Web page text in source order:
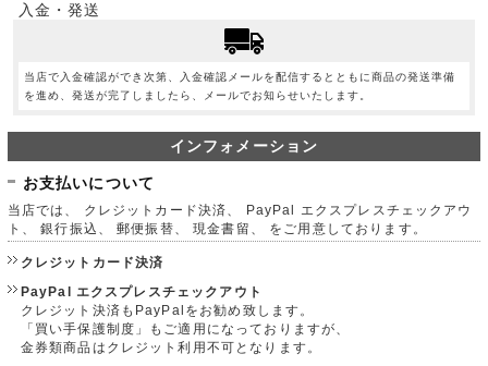
入金・発送
当店で入金確認ができ次第、入金確認メールを配信するとともに商品の発送準備
を進め、発送が完了しましたら、メールでお知らせいたします。
インフォメーション
お支払いについて
当店では、 クレジットカード決済、 PayPal エクスプレスチェックアウ
ト、 銀行振込、 郵便振替、 現金書留、 をご用意しております。
クレジットカード決済
PayPal エクスプレスチェックアウト
クレジット決済もPayPalをお勧め致します。
「買い手保護制度」もご適用になっておりますが、
金券類商品はクレジット利用不可となります。